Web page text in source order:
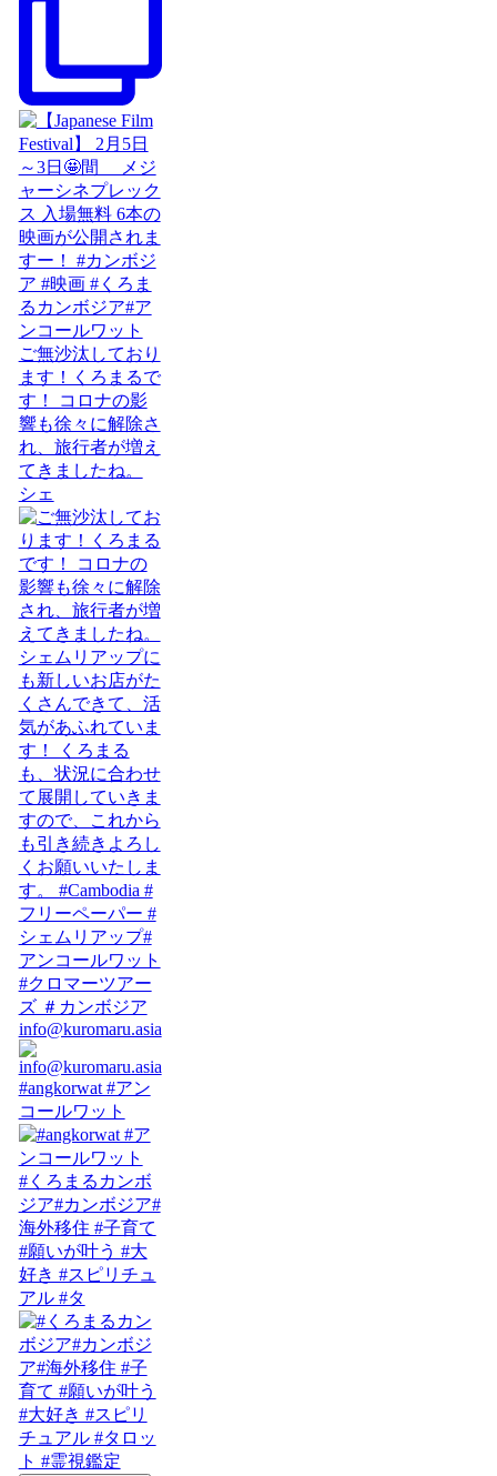
ご無沙汰しており
ます！くろまるで
す！ コロナの影
響も徐々に解除さ
れ、旅行者が増え
てきましたね。
シェ
info@kuromaru.asia
#angkorwat #アン
コールワット
#くろまるカンボ
ジア#カンボジア#
海外移住 #子育て
#願いが叶う #大
好き #スピリチュ
アル #タ